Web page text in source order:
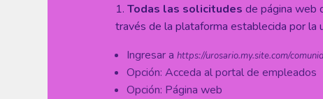
1. Todas las solicitudes de página web
través de la plataforma establecida por la
Ingresar a https://urosario.my.site.com/
Opción: Acceda al portal de empleados
Opción: Página web